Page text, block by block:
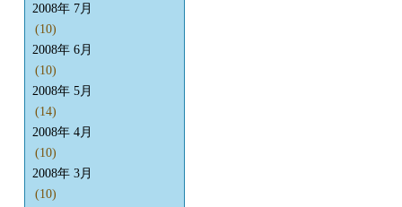
2008年 7月
(10)
2008年 6月
(10)
2008年 5月
(14)
2008年 4月
(10)
2008年 3月
(10)